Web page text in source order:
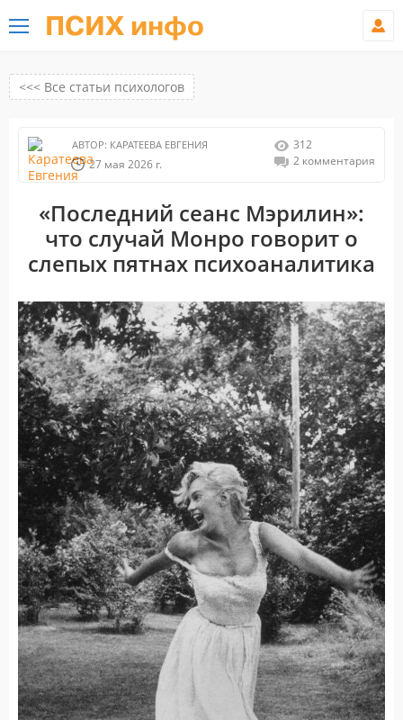
ПСИХ инфо
<<< Все статьи психологов
АВТОР: КАРАТЕЕВА ЕВГЕНИЯ
27 мая 2026 г.
312
2 комментария
«Последний сеанс Мэрилин»:
что случай Монро говорит о
слепых пятнах психоаналитика